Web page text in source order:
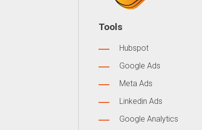
Tools
Hubspot
Google Ads
Meta Ads
Linkedin Ads
Google Analytics